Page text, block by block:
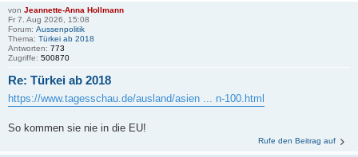
von Jeannette-Anna Hollmann
Fr 7. Aug 2026, 15:08
Forum: Aussenpolitik
Thema: Türkei ab 2018
Antworten: 773
Zugriffe: 500870
Re: Türkei ab 2018
https://www.tagesschau.de/ausland/asien ... n-100.html
So kommen sie nie in die EU!
Rufe den Beitrag auf